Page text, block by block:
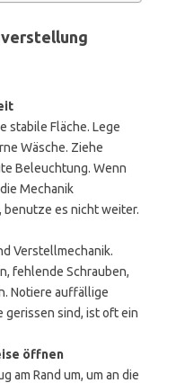
stabile Fläche. Lege
Wäsche. Ziehe
Beleuchtung. Wenn
Mechanik
es nicht weiter.
Verstellmechanik.
fehlende Schrauben,
Notiere auffällige
gerissen sind, ist oft ein
öffnen
am Rand um, um an die